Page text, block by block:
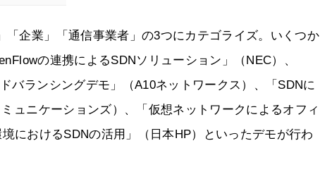
企業」「通信事業者」の3つにカテゴライズ。いくつか
の連携によるSDNソリューション」（NEC）、
バランシングデモ」（A10ネットワークス）、「SDNに
ュニケーションズ）、「仮想ネットワークによるオフィ
におけるSDNの活用」（日本HP）といったデモが行わ